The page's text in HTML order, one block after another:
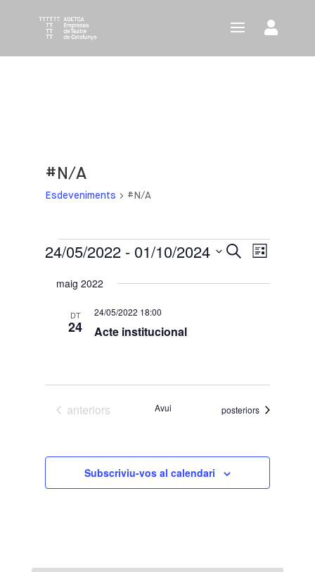
#N/A
Esdeveniments #N/A
Esdeveniments
Navegació
i
Cerca
Llista
24/05/2022 - 01/10/2024
unamaig 2022
DT
24 Acte institucional
24/05/2022 18:00
Esdeveniments
anteriors Avui Esdeveniments
posteriors
Subscriviu-vos al calendari